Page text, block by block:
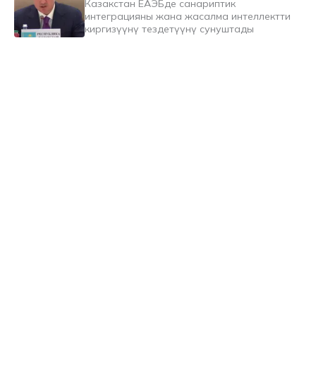
Казакстан ЕАЭБде санариптик
интеграцияны жана жасалма интеллектти
киргизүүнү тездетүүнү сунуштады